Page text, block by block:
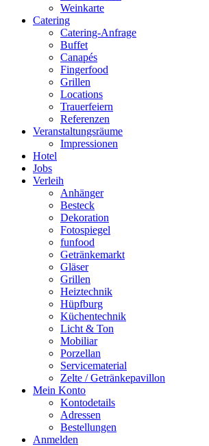
Weinkarte
Catering
Catering-Anfrage
Buffet
Canapés
Fingerfood
Grillen
Locations
Trauerfeiern
Referenzen
Veranstaltungsräume
Impressionen
Hotel
Jobs
Verleih
Anhänger
Besteck
Dekoration
Fotospiegel
funfood
Getränkemarkt
Gläser
Grillen
Heiztechnik
Hüpfburg
Küchentechnik
Licht & Ton
Mobiliar
Porzellan
Servicematerial
Zelte / Getränkepavillon
Mein Konto
Kontodetails
Adressen
Bestellungen
Anmelden